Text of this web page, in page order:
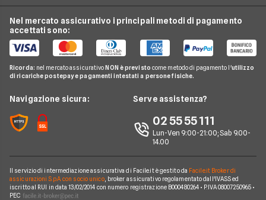
Conti e Carte
Telefonia Mobile
Pay TV
Noleggio Lungo Termine
News
Chi siamo
Perché scegliere Facile.it
Mappa del sito
Assicurazione Casa
Assicurazione Vita
Assicurazione Mutuo
Assicurazione Avvocati
Assicurazione Infortuni
Assicurazione Autocarro
Preventivo Assicurazione Casa
Preventivo Assicurazione Vita
Preventivo Assicurazione Viaggio
Bene Assicurazioni
ConTe
Genertel
Allianz Direct
Linear
Prima.it
Quixa
UnipolSai
Allianz
Osservatorio Assicurazioni
Guida Assicurazioni
Agenzie Assicurative
Domande Assicurazioni
Glossario Assicurativo
Notizie Assicurazioni
Nel mercato assicurativo i principali metodi di pagamento
accettati sono:
Ricorda: nel mercato assicurativo NON è previsto come metodo di pagamento l'utilizzo
di ricariche postepay e pagamenti intestati a persone fisiche.
Navigazione sicura: Serve assistenza?
02 55 55 111
Lun-Ven 9:00-21:00; Sab 9.00-
14.00
Il servizio di intermediazione assicurativa di Facile.it è gestito da Facile.it Broker di
assicurazioni S.p.A. con socio unico, broker assicurativo regolamentato dall'IVASS ed
iscritto al RUI in data 13/02/2014 con numero registrazione B000480264 • P.IVA 08007250965 •
PEC